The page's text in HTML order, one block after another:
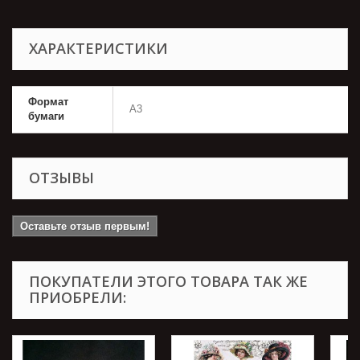
ХАРАКТЕРИСТИКИ
Формат
бумаги
А3
ОТЗЫВЫ
Оставьте отзыв первым!
ПОКУПАТЕЛИ ЭТОГО ТОВАРА ТАК ЖЕ
ПРИОБРЕЛИ: